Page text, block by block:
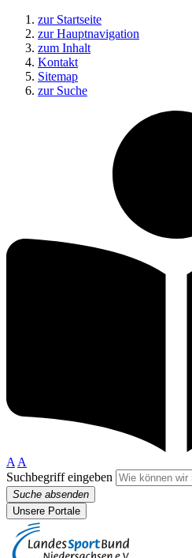
zur Startseite
zur Hauptnavigation
zum Inhalt
Kontakt
Sitemap
zur Suche
A A
Suchbegriff eingeben
Suche absenden
Unsere Portale